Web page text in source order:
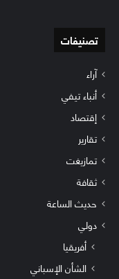
تصنيفات
آراء
أنباء تيفي
إقتصاد
تقارير
تمازيغت
ثقافة
حديث الساعة
دولي
أفريقيا
الشأن الإسباني